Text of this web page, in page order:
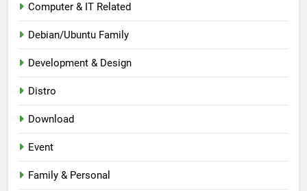
Computer & IT Related
Debian/Ubuntu Family
Development & Design
Distro
Download
Event
Family & Personal